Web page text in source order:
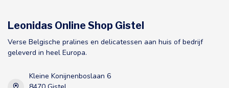
Leonidas Online Shop Gistel
Verse Belgische pralines en delicatessen aan huis of bedrijf
geleverd in heel Europa.
Kleine Konijnenboslaan 6